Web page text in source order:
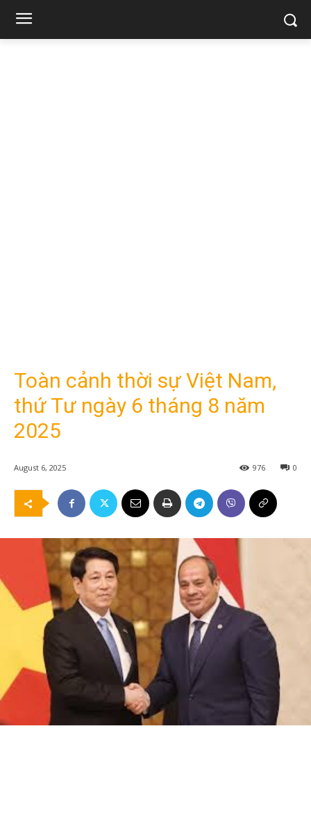
Toàn cảnh thời sự Việt Nam,
thứ Tư ngày 6 tháng 8 năm
2025
August 6, 2025 0
976